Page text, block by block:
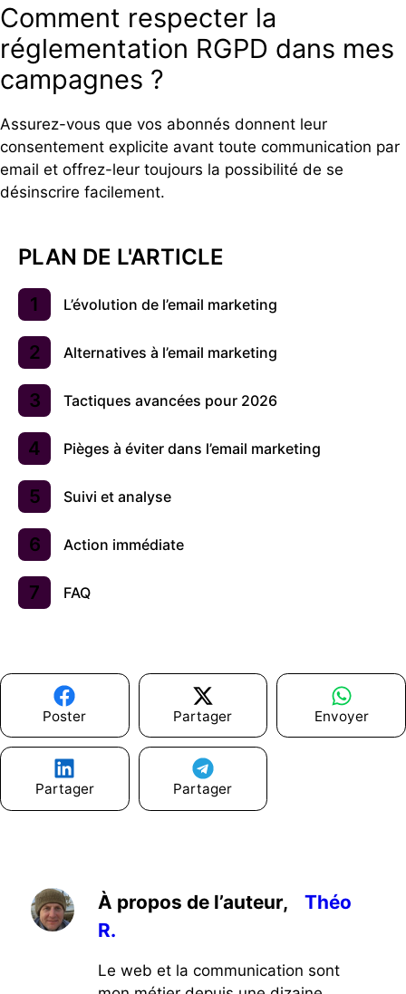
Comment respecter la
réglementation RGPD dans mes
campagnes ?
Assurez-vous que vos abonnés donnent leur
consentement explicite avant toute communication par
email et offrez-leur toujours la possibilité de se
désinscrire facilement.
PLAN DE L'ARTICLE
L’évolution de l’email marketing
Alternatives à l’email marketing
Tactiques avancées pour 2026
Pièges à éviter dans l’email marketing
Suivi et analyse
Action immédiate
FAQ
Poster Partager Envoyer
Partager Partager
À propos de l’auteur,
Théo
R.
Le web et la communication sont